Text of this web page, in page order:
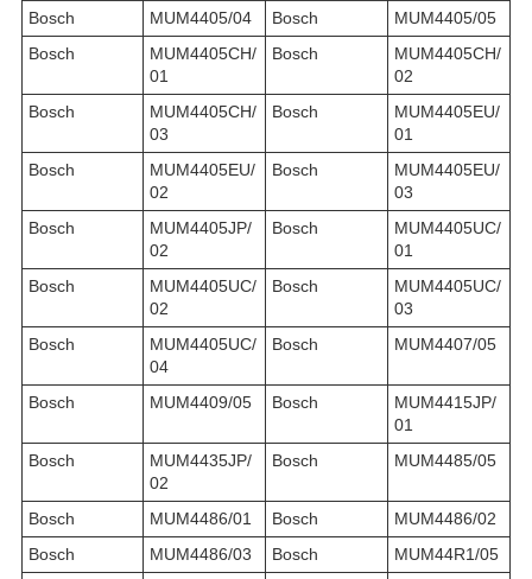
Bosch
MUM4405/04 Bosch
MUM4405/05
Bosch
MUM4405CH/
01
Bosch
MUM4405CH/
02
Bosch
MUM4405CH/
03
Bosch
MUM4405EU/
01
Bosch
MUM4405EU/
02
Bosch
MUM4405EU/
03
Bosch
MUM4405JP/
02
Bosch
MUM4405UC/
01
Bosch
MUM4405UC/
02
Bosch
MUM4405UC/
03
Bosch
MUM4405UC/
04
Bosch MUM4407/05
Bosch MUM4409/05 Bosch
MUM4415JP/
01
Bosch
MUM4435JP/
02
Bosch MUM4485/05
Bosch MUM4486/01 Bosch
MUM4486/02
Bosch
MUM4486/03 Bosch
MUM44R1/05